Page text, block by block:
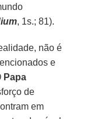
, 1s.; 81).
não é
e
Papa
de
em